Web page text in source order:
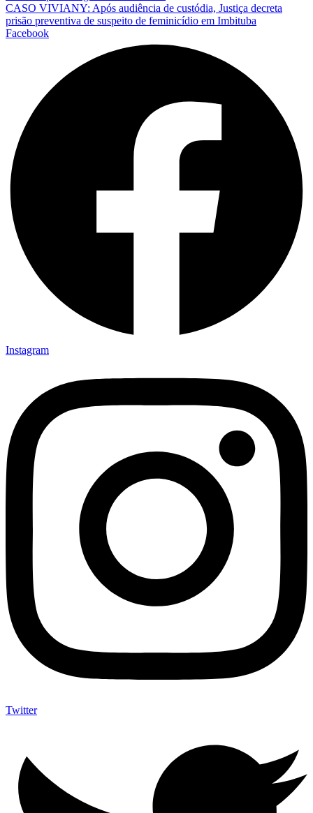
CASO VIVIANY: Após audiência de custódia, Justiça decreta
prisão preventiva de suspeito de feminicídio em Imbituba
Facebook
Instagram
Twitter